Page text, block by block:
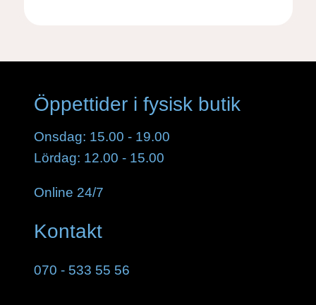
Öppettider i fysisk butik
Onsdag: 15.00 - 19.00
Lördag: 12.00 - 15.00
Online 24/7
Kontakt
070 - 533 55 56